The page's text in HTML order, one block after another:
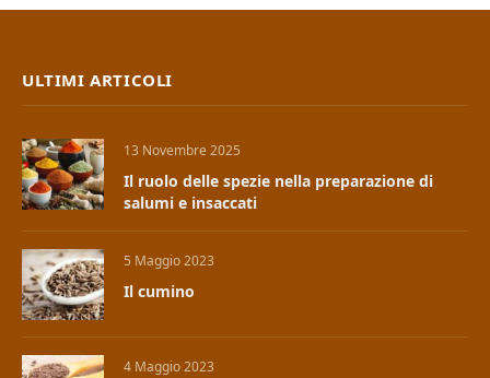
ULTIMI ARTICOLI
13 Novembre 2025
Il ruolo delle spezie nella preparazione di
salumi e insaccati
5 Maggio 2023
Il cumino
4 Maggio 2023